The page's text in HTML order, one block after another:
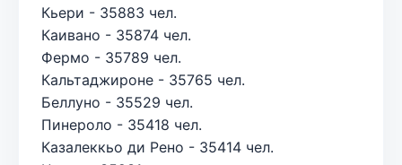
Кьери - 35883 чел.
Каивано - 35874 чел.
Фермо - 35789 чел.
Кальтаджироне - 35765 чел.
Беллуно - 35529 чел.
Пинероло - 35418 чел.
Казалеккьо ди Рено - 35414 чел.